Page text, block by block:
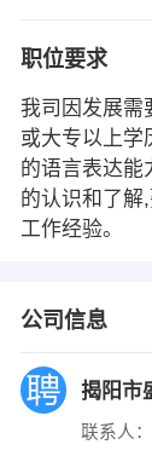
职位要求
我司因发展需
或大专以上学
的语言表达能
的认识和了解
工作经验。
公司信息
揭阳市
联系人：